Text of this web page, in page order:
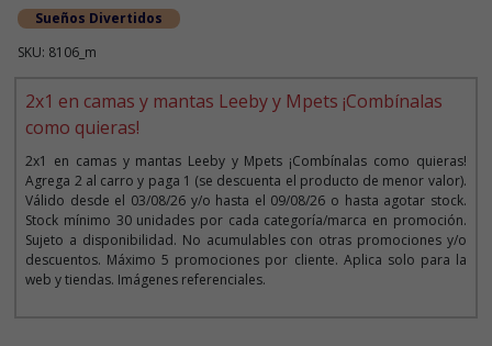
Sueños Divertidos
SKU: 8106_m
2x1 en camas y mantas Leeby y Mpets ¡Combínalas
como quieras!
2x1 en camas y mantas Leeby y Mpets ¡Combínalas como quieras!
Agrega 2 al carro y paga 1 (se descuenta el producto de menor valor).
Válido desde el 03/08/26 y/o hasta el 09/08/26 o hasta agotar stock.
Stock mínimo 30 unidades por cada categoría/marca en promoción.
Sujeto a disponibilidad. No acumulables con otras promociones y/o
descuentos. Máximo 5 promociones por cliente. Aplica solo para la
web y tiendas. Imágenes referenciales.